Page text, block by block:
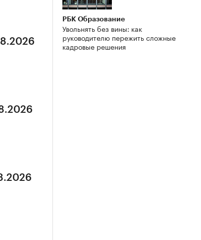
РБК Образование
Увольнять без вины: как
руководителю пережить сложные
кадровые решения